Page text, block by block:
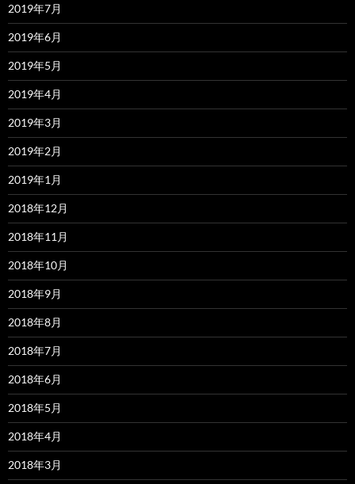
2019年7月
2019年6月
2019年5月
2019年4月
2019年3月
2019年2月
2019年1月
2018年12月
2018年11月
2018年10月
2018年9月
2018年8月
2018年7月
2018年6月
2018年5月
2018年4月
2018年3月